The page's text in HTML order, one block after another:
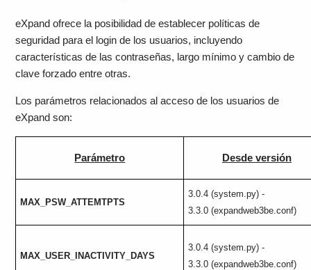
eXpand ofrece la posibilidad de establecer políticas de
seguridad para el login de los usuarios, incluyendo
características de las contraseñas, largo mínimo y cambio de
clave forzado entre otras.
Los parámetros relacionados al acceso de los usuarios de
eXpand son:
Parámetro Desde versión
MAX_PSW_ATTEMTPTS
3.0.4 (system.py) -
3.3.0 (expandweb3be.conf)
MAX_USER_INACTIVITY_DAYS
3.0.4 (system.py) -
3.3.0 (expandweb3be.conf)